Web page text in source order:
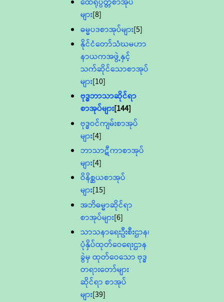
များ[8]
ဓမ္မပဒစာအုပ်များ[5]
နိုင်ငံတော်သံဃမဟာ
နာယကအဖွဲ့နှင့်
သက်ဆိုင်သောစာအုပ်
များ[10]
ဗုဒ္ဓဘာသာဆိုင်ရာ
စာအုပ်များ[144]
ဗုဒ္ဓဝင်ကျမ်းစာအုပ်
များ[4]
ဘာသာဋီကာစာအုပ်
များ[4]
ဝိနိစ္ဆယစာအုပ်
များ[15]
အဘိဓမ္မာဆိုင်ရာ
စာအုပ်များ[6]
သာသနာရေးဦးစီးဌာန၊
ပုံနှိပ်ထုတ်ဝေရေးဌာန
ခွဲမှ ထုတ်ဝေသော ဗုဒ္ဓ
တရားတော်များ
ဆိုင်ရာ စာအုပ်
များ[39]